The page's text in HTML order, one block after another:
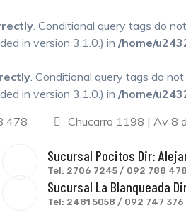
. Conditional query tags do
in version 3.1.0.) in /home/
. Conditional query tags do
in version 3.1.0.) in /home/
478 Chucarro 1198 | Av 8
Sucursal Pocitos Dir:
Tel: 2706 7245 / 092 788 478
Sucursal La Blanqueada
Tel: 2481 5058 / 092 747 376